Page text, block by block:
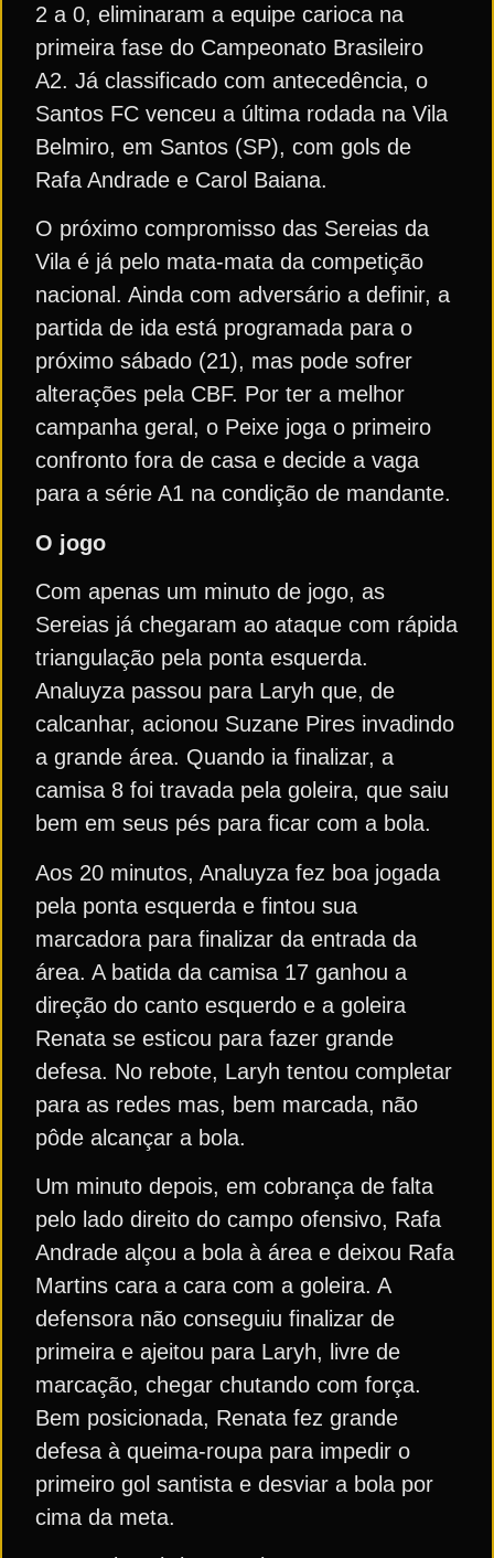
2 a 0, eliminaram a equipe carioca na
primeira fase do Campeonato Brasileiro
A2. Já classificado com antecedência, o
Santos FC venceu a última rodada na Vila
Belmiro, em Santos (SP), com gols de
Rafa Andrade e Carol Baiana.
O próximo compromisso das Sereias da
Vila é já pelo mata-mata da competição
nacional. Ainda com adversário a definir, a
partida de ida está programada para o
próximo sábado (21), mas pode sofrer
alterações pela CBF. Por ter a melhor
campanha geral, o Peixe joga o primeiro
confronto fora de casa e decide a vaga
para a série A1 na condição de mandante.
O jogo
Com apenas um minuto de jogo, as
Sereias já chegaram ao ataque com rápida
triangulação pela ponta esquerda.
Analuyza passou para Laryh que, de
calcanhar, acionou Suzane Pires invadindo
a grande área. Quando ia finalizar, a
camisa 8 foi travada pela goleira, que saiu
bem em seus pés para ficar com a bola.
Aos 20 minutos, Analuyza fez boa jogada
pela ponta esquerda e fintou sua
marcadora para finalizar da entrada da
área. A batida da camisa 17 ganhou a
direção do canto esquerdo e a goleira
Renata se esticou para fazer grande
defesa. No rebote, Laryh tentou completar
para as redes mas, bem marcada, não
pôde alcançar a bola.
Um minuto depois, em cobrança de falta
pelo lado direito do campo ofensivo, Rafa
Andrade alçou a bola à área e deixou Rafa
Martins cara a cara com a goleira. A
defensora não conseguiu finalizar de
primeira e ajeitou para Laryh, livre de
marcação, chegar chutando com força.
Bem posicionada, Renata fez grande
defesa à queima-roupa para impedir o
primeiro gol santista e desviar a bola por
cima da meta.